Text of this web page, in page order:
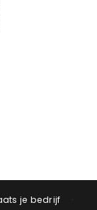
je bedrijf
·